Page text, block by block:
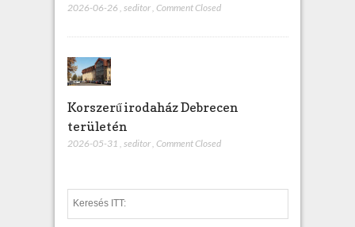
2026-06-26 seditor Comment Closed
Korszerű irodaház Debrecen
területén
2026-05-31 , seditor, Comment Closed
e